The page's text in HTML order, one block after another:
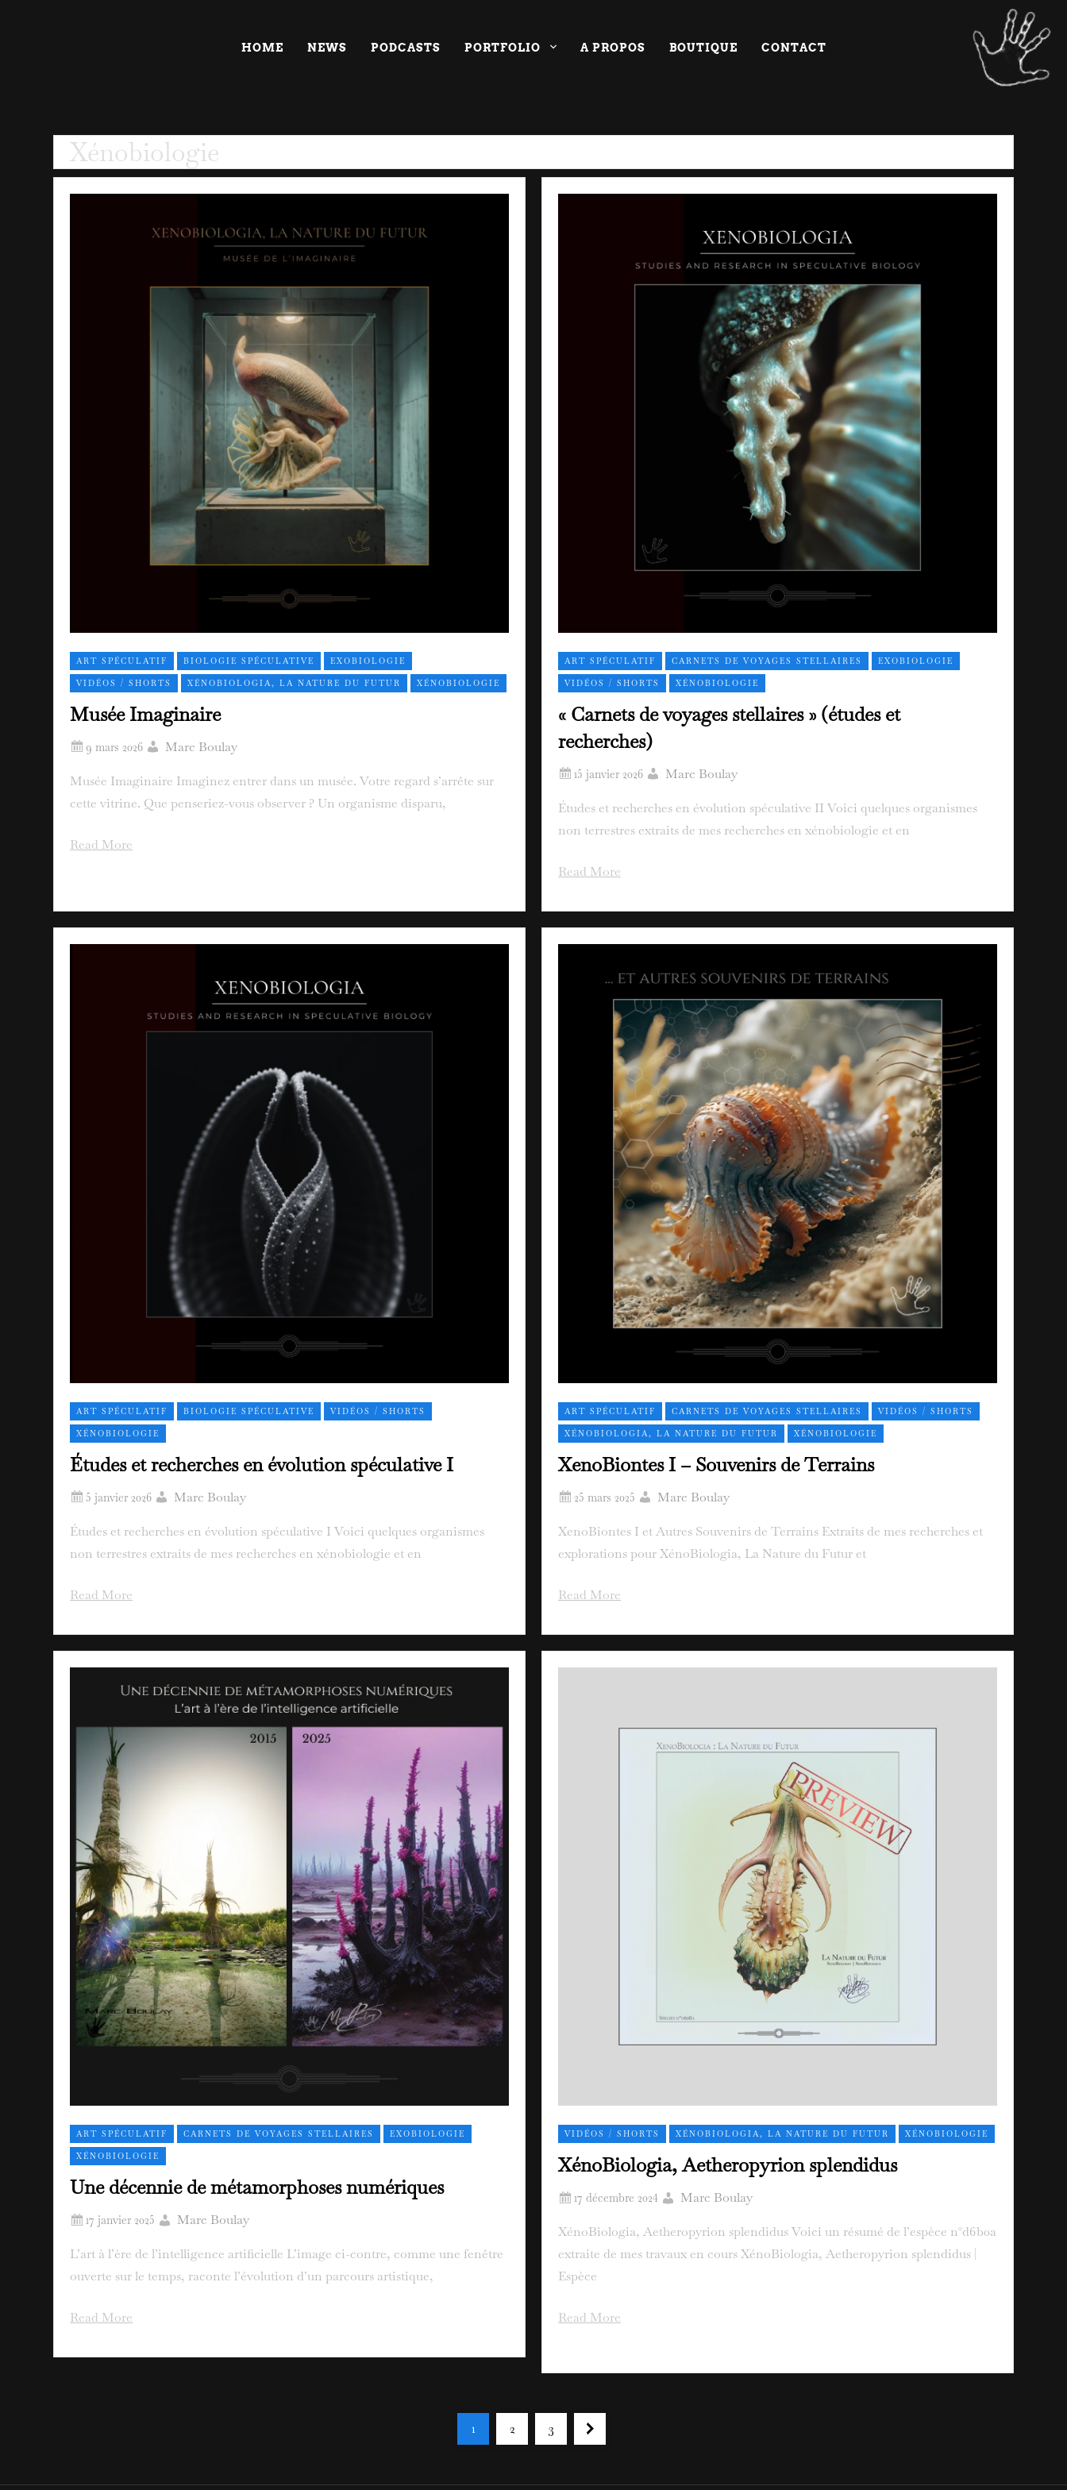
HOME NEWS PODCASTS PORTFOLIO A PROPOS BOUTIQUE CONTACT
Xénobiologie
ART SPÉCULATIF BIOLOGIE SPÉCULATIVE EXOBIOLOGIE
VIDÉOS / SHORTS XÉNOBIOLOGIA, LA NATURE DU FUTUR XÉNOBIOLOGIE
Musée Imaginaire
Marc Boulay
Musée Imaginaire Imaginez entrer dans un musée. Votre regard s’arrête sur
cette vitrine. Que penseriez-vous observer ? Un organisme disparu,
Read More
ART SPÉCULATIF CARNETS DE VOYAGES STELLAIRES EXOBIOLOGIE
VIDÉOS / SHORTS XÉNOBIOLOGIE
« Carnets de voyages stellaires » (études et
recherches)
Marc Boulay
Études et recherches en évolution spéculative II Voici quelques organismes
non terrestres extraits de mes recherches en xénobiologie et en
Read More
ART SPÉCULATIF BIOLOGIE SPÉCULATIVE VIDÉOS / SHORTS
XÉNOBIOLOGIE
Études et recherches en évolution spéculative I
Marc Boulay
Études et recherches en évolution spéculative I Voici quelques organismes
non terrestres extraits de mes recherches en xénobiologie et en
Read More
ART SPÉCULATIF CARNETS DE VOYAGES STELLAIRES VIDÉOS / SHORTS
XÉNOBIOLOGIA, LA NATURE DU FUTUR XÉNOBIOLOGIE
XenoBiontes I – Souvenirs de Terrains
Marc Boulay
XenoBiontes I et Autres Souvenirs de Terrains Extraits de mes recherches et
explorations pour XénoBiologia, La Nature du Futur et
Read More
ART SPÉCULATIF CARNETS DE VOYAGES STELLAIRES EXOBIOLOGIE
XÉNOBIOLOGIE
Une décennie de métamorphoses numériques
Marc Boulay
L’art à l’ère de l’intelligence artificielle L’image ci-contre, comme une fenêtre
ouverte sur le temps, raconte l’évolution d’un parcours artistique,
Read More
VIDÉOS / SHORTS XÉNOBIOLOGIA, LA NATURE DU FUTUR XÉNOBIOLOGIE
XénoBiologia, Aetheropyrion splendidus
Marc Boulay
XénoBiologia, Aetheropyrion splendidus Voici un résumé de l’espèce n°d6b0a
extraite de mes travaux en cours XénoBiologia, Aetheropyrion splendidus |
Espèce
Read More
1 2 3